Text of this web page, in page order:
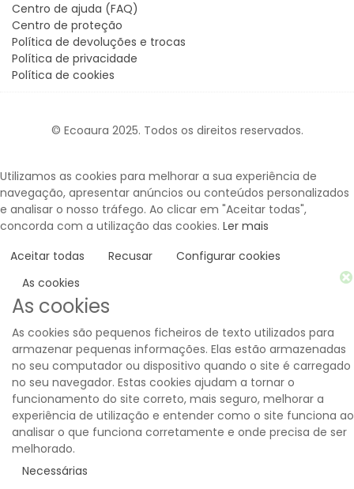
Centro de ajuda (FAQ)
Centro de proteção
Política de devoluções e trocas
Política de privacidade
Política de cookies
© Ecoaura 2025. Todos os direitos reservados.
Utilizamos as cookies para melhorar a sua experiência de
navegação, apresentar anúncios ou conteúdos personalizados
e analisar o nosso tráfego. Ao clicar em "Aceitar todas",
concorda com a utilização das cookies. Ler mais
Aceitar todas
Recusar
Configurar cookies
As cookies
As cookies
As cookies são pequenos ficheiros de texto utilizados para
armazenar pequenas informações. Elas estão armazenadas
no seu computador ou dispositivo quando o site é carregado
no seu navegador. Estas cookies ajudam a tornar o
funcionamento do site correto, mais seguro, melhorar a
experiência de utilização e entender como o site funciona ao
analisar o que funciona corretamente e onde precisa de ser
melhorado.
Necessárias